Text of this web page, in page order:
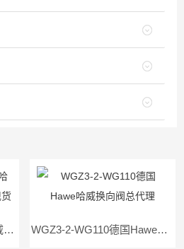
GR2-2-G24德国HAWE哈威电磁换向阀GR2-2库房现货 WGZ3-2-WG110德国Hawe哈威换向阀总代理WGZ3-2WG110现货